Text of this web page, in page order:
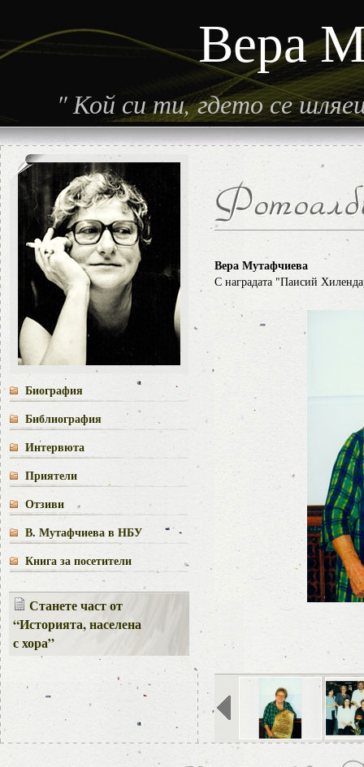
Вера
"Кой си ти, гдето се
Биография
Библиография
Интервюта
Приятели
Отзиви
В. Мутафчиева в НБУ
Книга за посетители
Станете част от
“Историята, населена
с хора”
Вера Мутафчиева
С наградата "Паисий